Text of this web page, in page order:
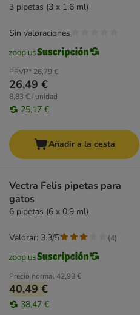
3 pipetas (3 x 1,6 ml)
PRVP* 26,79 €
26,49 €
8,83 € / unidad
25,17 €
Sin valoraciones
Añadir a la cesta
Vectra Felis pipetas para
gatos
6 pipetas (6 x 0,9 ml)
Precio normal42,98 €
40,49 €
38,47 €
Valorar: 3.3/5 (4)